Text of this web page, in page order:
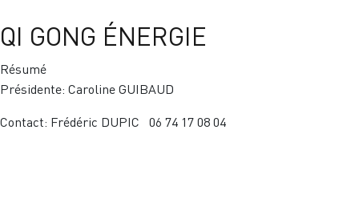
QI GONG ÉNERGIE
Résumé
Présidente: Caroline GUIBAUD
Contact: Frédéric DUPIC 06 74 17 08 04